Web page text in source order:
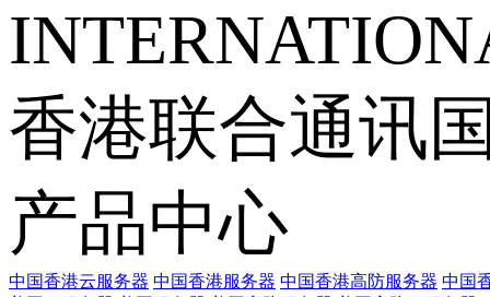
香港联合通讯
产品中心
中国香港云服务器 中国香港服务器 中国香港高防服务器 中国